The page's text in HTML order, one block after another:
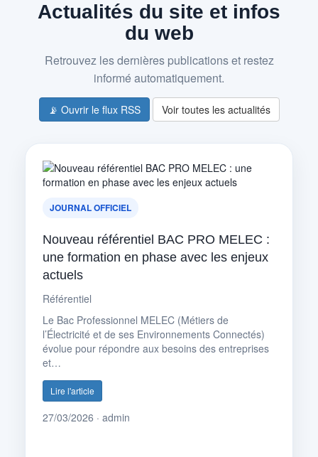
Actualités du site et infos
du web
Retrouvez les dernières publications et restez
informé automatiquement.
📡 Ouvrir le flux RSS Voir toutes les actualités
JOURNAL OFFICIEL
Nouveau référentiel BAC PRO MELEC :
une formation en phase avec les enjeux
actuels
Référentiel
Le Bac Professionnel MELEC (Métiers de
l’Électricité et de ses Environnements Connectés)
évolue pour répondre aux besoins des entreprises
et…
Lire l'article
27/03/2026 · admin